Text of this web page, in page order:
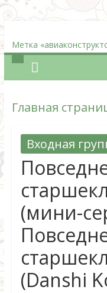
Метка
Что такое НДС
налога, примеры
вычета
гидростатического и
Безглютеновый хлеб
Главная
Входная
(мини-
(Danshi